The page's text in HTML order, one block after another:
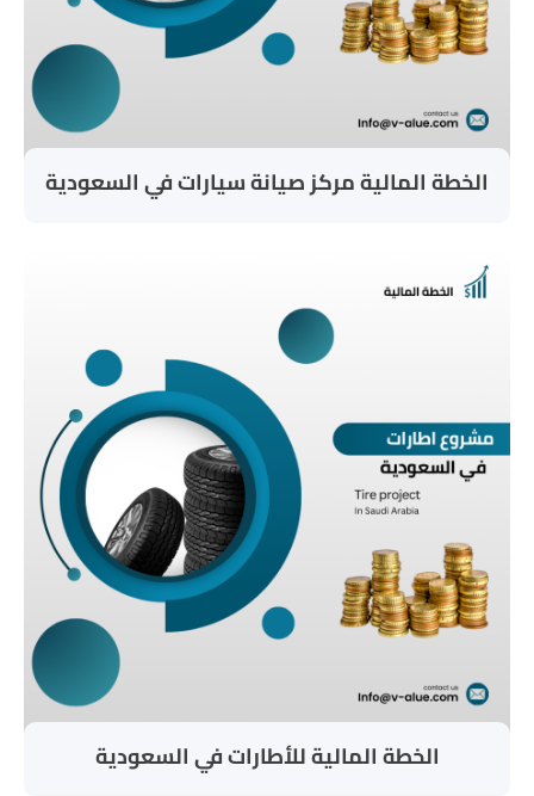
الخطة المالية مركز صيانة سيارات في السعودية
الخطة المالية للأطارات في السعودية